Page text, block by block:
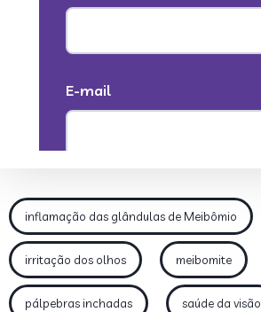
inflamação das glândulas de Meibômio
irritação dos olhos meibomite
pálpebras inchadas saúde da visão